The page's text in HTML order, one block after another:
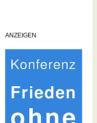
ANZEIGEN